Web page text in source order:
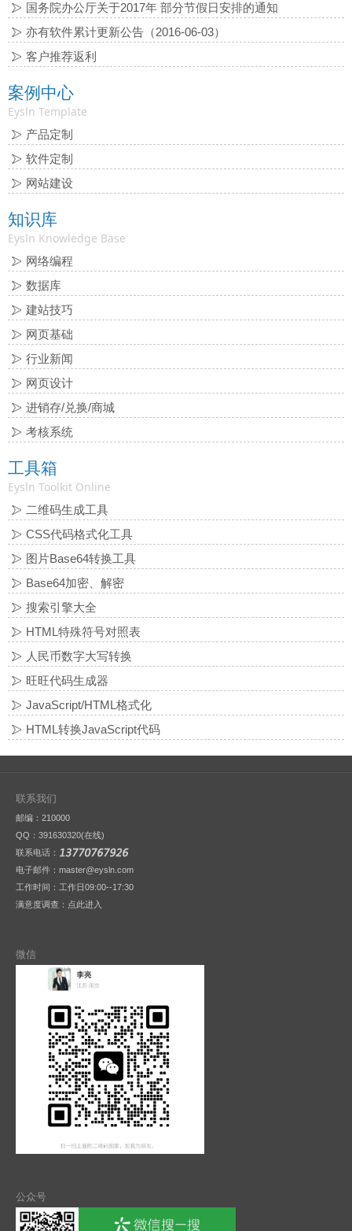
国务院办公厅关于2017年 部分节假日安排的通知
亦有软件累计更新公告（2016-06-03）
客户推荐返利
案例中心
Eysln Template
产品定制
软件定制
网站建设
知识库
Eysln Knowledge Base
网络编程
数据库
建站技巧
网页基础
行业新闻
网页设计
进销存/兑换/商城
考核系统
工具箱
Eysln Toolkit Online
二维码生成工具
CSS代码格式化工具
图片Base64转换工具
Base64加密、解密
搜索引擎大全
HTML特殊符号对照表
人民币数字大写转换
旺旺代码生成器
JavaScript/HTML格式化
HTML转换JavaScript代码
联系我们
邮编：210000
QQ： 391630320(在线)
联系电话：
电子邮件：master@eysln.com
工作时间：工作日09:00--17:30
满意度调查： 点此进入
微信
公众号